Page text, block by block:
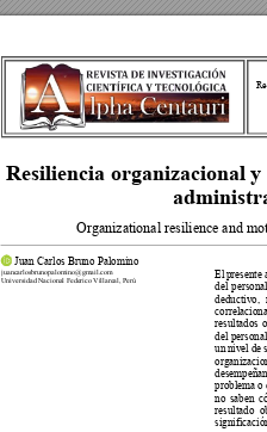
Resiliencia organizacional
Organizational resilience and
Juan Carlos Bruno Palomino
juancarlosbrunopalomino@gmail.com
Universidad Nacional Federico Villareal, Perú
El presente
del
deductivo,
resultados
del
un nivel de
problema o
no saben
resultado